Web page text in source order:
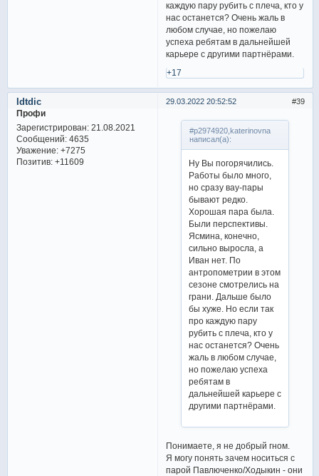
каждую пару рубить с плеча, кто у
нас останется? Очень жаль в
любом случае, но пожелаю
успеха ребятам в дальнейшей
карьере с другими партнёрами.
+17
39
29.03.2022 20:52:52
Idtdic
Профи
Зарегистрирован: 21.08.2021
Сообщений:4635
Уважение: +7275
Позитив: +11609
#p2974920,katerinovna
написал(а):
Ну Вы погорячились.
Работы было много,
но сразу вау-пары
бывают редко.
Хорошая пара была.
Были перспективы.
Ясмина, конечно,
сильно выросла, а
Иван нет. По
антропометрии в этом
сезоне смотрелись на
грани. Дальше было
бы хуже. Но если так
про каждую пару
рубить с плеча, кто у
нас останется? Очень
жаль в любом случае,
но пожелаю успеха
ребятам в
дальнейшей карьере с
другими партнёрами.
Понимаете, я не добрый гном.
Я могу понять зачем носиться с
парой Павлюченко/Ходыкин - они